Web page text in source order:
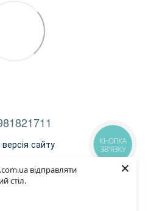
відправляти
стіл.
×
сайту
оферти
КНОПКА
ЗВ'ЯЗКУ